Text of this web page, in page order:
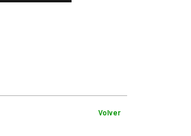
Volver